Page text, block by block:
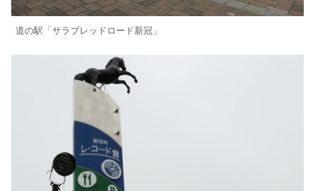
道の駅「サラブレッドロード新冠」